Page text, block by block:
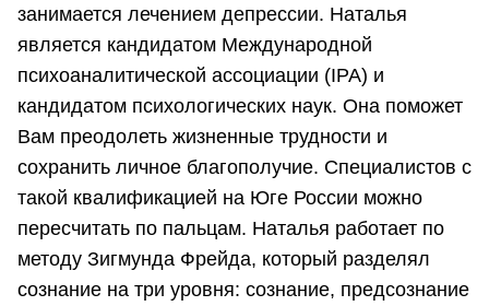
занимается лечением депрессии. Наталья
является кандидатом Международной
психоаналитической ассоциации (IPA) и
кандидатом психологических наук. Она поможет
Вам преодолеть жизненные трудности и
сохранить личное благополучие. Специалистов с
такой квалификацией на Юге России можно
пересчитать по пальцам. Наталья работает по
методу Зигмунда Фрейда, который разделял
сознание на три уровня: сознание, предсознание